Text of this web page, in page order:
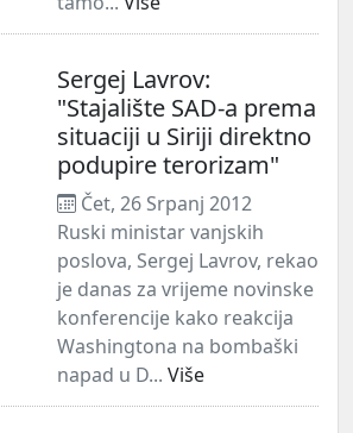
Sergej Lavrov:
"Stajalište SAD-a prema
situaciji u Siriji direktno
podupire terorizam"
Čet, 26 Srpanj 2012
Ruski ministar vanjskih
poslova, Sergej Lavrov, rekao
je danas za vrijeme novinske
konferencije kako reakcija
Washingtona na bombaški
napad u D... Više